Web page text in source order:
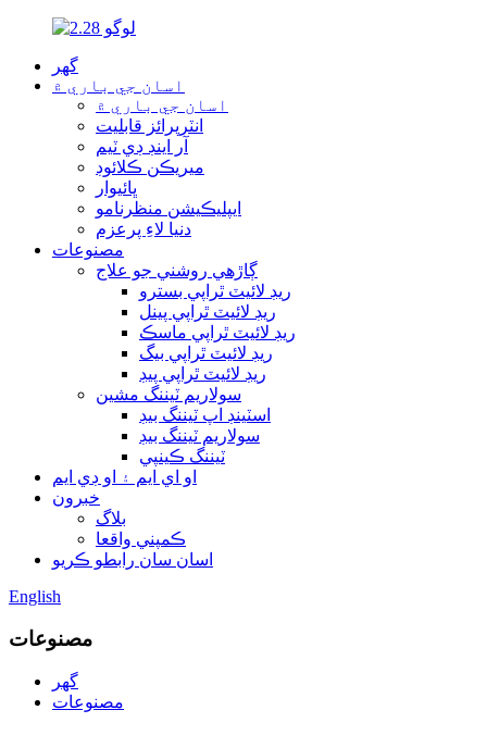
گھر
اسان جي باري ۾
اسان جي باري ۾
انٽرپرائز قابليت
آر اينڊ ڊي ٽيم
ميريڪن ڪلائوڊ
ڀائيوار
ايپليڪيشن منظرنامو
دنيا لاءِ پرعزم
مصنوعات
ڳاڙهي روشني جو علاج
ريڊ لائيٽ ٿراپي بسترو
ريڊ لائيٽ ٿراپي پينل
ريڊ لائيٽ ٿراپي ماسڪ
ريڊ لائيٽ ٿراپي بيگ
ريڊ لائيٽ ٿراپي پيڊ
سولاريم ٽيننگ مشين
اسٽينڊ اپ ٽيننگ بيڊ
سولاريم ٽيننگ بيڊ
ٽيننگ ڪينپي
او اي ايم ۽ او ڊي ايم
خبرون
بلاگ
ڪمپني واقعا
اسان سان رابطو ڪريو
English
مصنوعات
گھر
مصنوعات